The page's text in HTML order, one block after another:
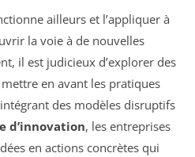
ailleurs et l’appliquer à
la voie à de nouvelles
il est judicieux d’explorer des
en avant les pratiques
des modèles disruptifs
d’innovation, les entreprises
en actions concrètes qui